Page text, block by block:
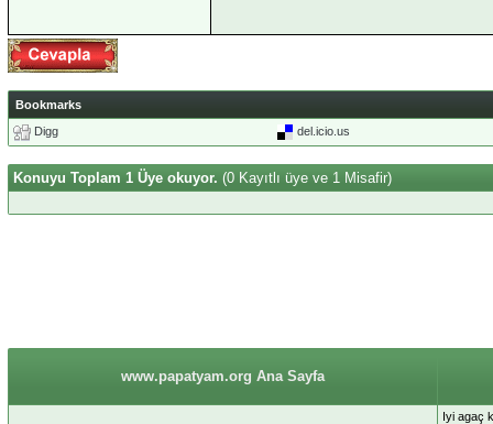
Bookmarks
Digg
del.icio.us
Konuyu Toplam 1 Üye okuyor. (0 Kayıtlı üye ve 1 Misafir)
www.papatyam.org Ana Sayfa
Iyi agaç